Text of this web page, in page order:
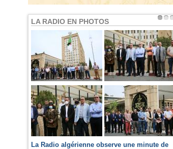
LA RADIO EN PHOTOS
La Radio algérienne observe une minute de